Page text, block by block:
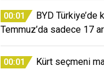
00:01
BYD Türkiye’de
Temmuz’da sadece 17
00:01
Kürt seçmeni